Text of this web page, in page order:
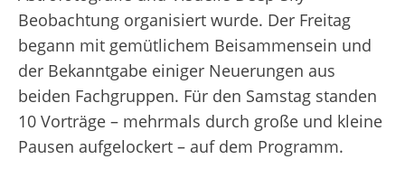
Beobachtung organisiert wurde. Der Freitag
begann mit gemütlichem Beisammensein und
der Bekanntgabe einiger Neuerungen aus
beiden Fachgruppen. Für den Samstag standen
10 Vorträge – mehrmals durch große und kleine
Pausen aufgelockert – auf dem Programm.